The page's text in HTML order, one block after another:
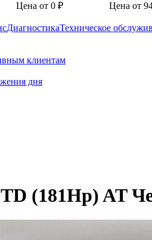
Цена от 0 ₽
Цена от
ДиагностикаТехническое
клиентам
дня
(181Hp) AT